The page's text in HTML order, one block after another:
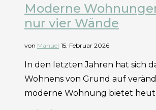
Moderne
nur vier Wände
von Manuel 15. Februar 2026
In den letzten Jahren hat sich
Wohnens von Grund auf
moderne Wohnung bietet